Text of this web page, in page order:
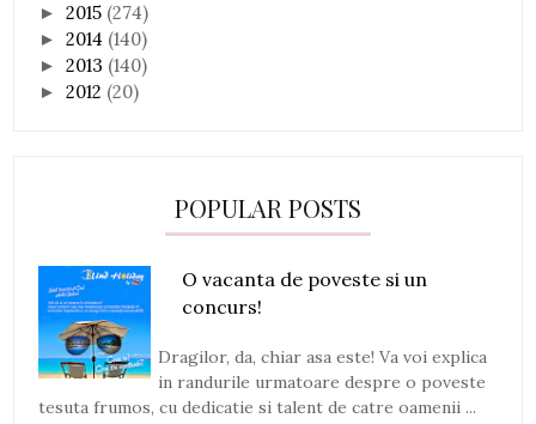
►2015 (274)
►2014 (140)
►2013 (140)
►2012 (20)
POPULAR POSTS
O vacanta de poveste si un
concurs!
Dragilor, da, chiar asa este! Va voi explica
in randurile urmatoare despre o poveste
tesuta frumos, cu dedicatie si talent de catre oamenii ...